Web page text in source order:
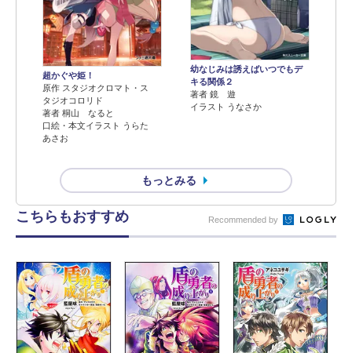
超かぐや姫！
原作 スタジオクロマト・ス
タジオコロリド
著者 桐山 なると
口絵・本文イラスト うらた
あさお
幼なじみは誘えばいつでもデ
キる関係２
著者 鏡 遊
イラスト うなさか
もっとみる
こちらもおすすめ Recommended by